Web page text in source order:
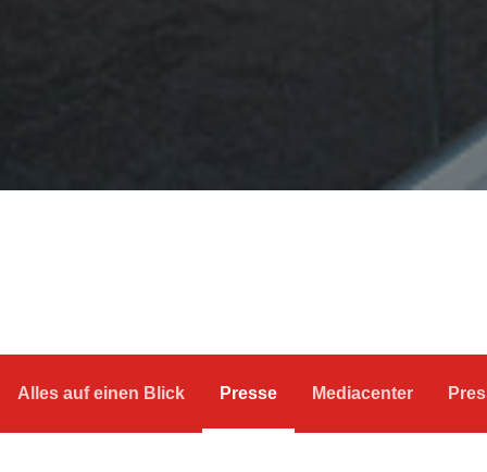
Alles auf einen Blick Presse Mediacenter